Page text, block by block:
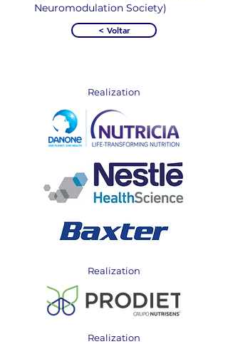
Neuromodulation Society)
< Voltar
Realization
Realization
Realization